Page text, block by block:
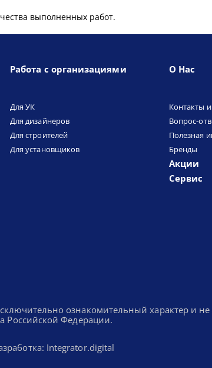
выполненных работ.
Работа с организациями
Для УК
Для дизайнеров
Для строителей
Для установщиков
О Нас
Контакты
Вопрос-
Полезная
Бренды
Акции
Сервис
ознакомительный характер и
Российской Федерации.
Integrator.digital